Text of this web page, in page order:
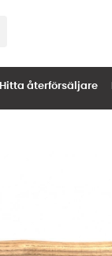
Hitta återförsäljare